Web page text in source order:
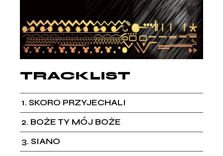
TRACKLIST
1 SKORO PRZYJECHALI
2 BOŻE TY MÓJ BOŻE
3 SIANO